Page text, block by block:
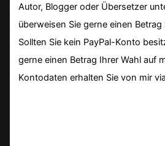
Autor, Blogger oder Übersetzer
überweisen Sie gerne einen Betrag
Sollten Sie kein PayPal-Konto
gerne einen Betrag Ihrer Wahl auf
Kontodaten erhalten Sie von mir via